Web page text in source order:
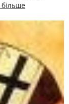
більше